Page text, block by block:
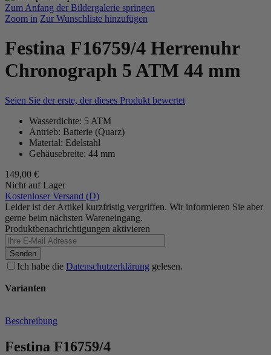
Zum Anfang der Bildergalerie springen
Zoom in Zur Wunschliste hinzufügen
Festina F16759/4 Herrenuhr
Chronograph 5 ATM 44 mm
Seien Sie der erste, der dieses Produkt bewertet
Wasserdichte: 5 ATM
Antrieb: Batterie (Quarz)
Material: Edelstahl
Gehäusebreite: 44 mm
149,00 €
Nicht auf Lager
Kostenloser Versand (D)
Leider ist der Artikel kurzfristig vergriffen. Wir informieren Sie aber
gerne beim nächsten Wareneingang.
Produktbenachrichtigungen aktivieren
Senden
Ich habe die Datenschutzerklärung gelesen.
Varianten
Beschreibung
Festina F16759/4